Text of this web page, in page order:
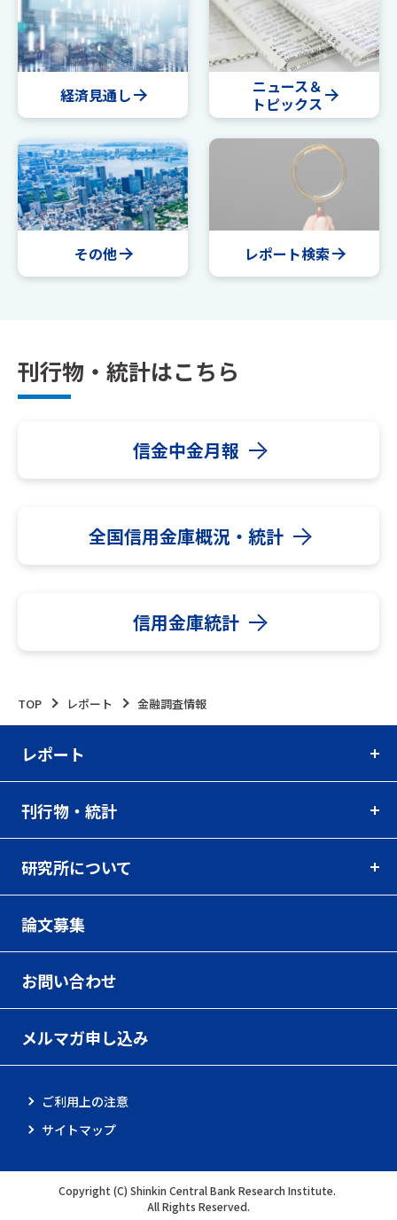
TOP レポート 金融調査情報
経済見通し
ニュース＆
トピックス
その他 レポート検索
刊行物・統計はこちら
信金中金月報
全国信用金庫概況・統計
信用金庫統計
レポート
刊行物・統計
研究所について
論文募集
お問い合わせ
メルマガ申し込み
ご利用上の注意
サイトマップ
Copyright (C) Shinkin Central Bank Research Institute.
All Rights Reserved.